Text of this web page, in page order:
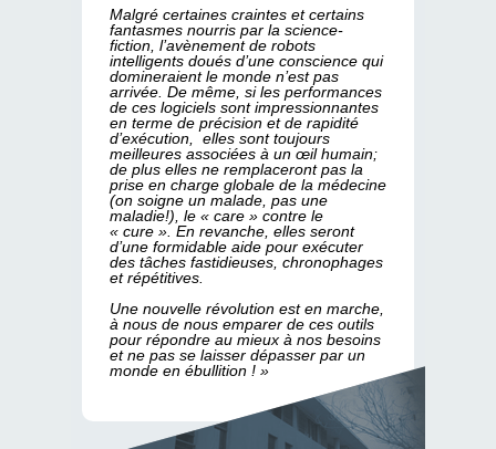
Malgré certaines craintes et certains
fantasmes nourris par la science-
fiction, l’avènement de robots
intelligents doués d’une conscience qui
domineraient le monde n’est pas
arrivée. De même, si les performances
de ces logiciels sont impressionnantes
en terme de précision et de rapidité
d’exécution, elles sont toujours
meilleures associées à un œil humain;
de plus elles ne remplaceront pas la
prise en charge globale de la médecine
(on soigne un malade, pas une
maladie!), le « care » contre le
« cure ». En revanche, elles seront
d’une formidable aide pour exécuter
des tâches fastidieuses, chronophages
et répétitives.
Une nouvelle révolution est en marche,
à nous de nous emparer de ces outils
pour répondre au mieux à nos besoins
et ne pas se laisser dépasser par un
monde en ébullition ! »